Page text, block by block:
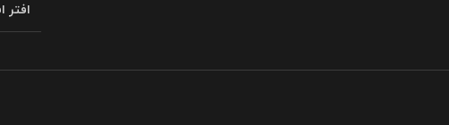
افتر